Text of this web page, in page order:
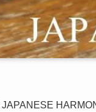
JAPANESE